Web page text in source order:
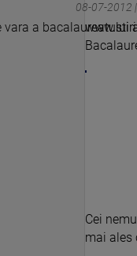
08-07-2012
a bacalaureatului
Cei
mai ales